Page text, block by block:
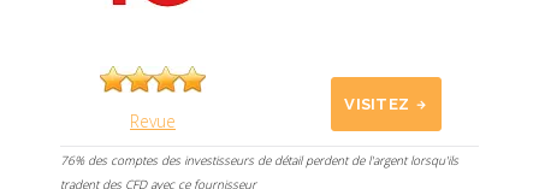
Revue
VISITEZ
76% des comptes des investisseurs de détail perdent de l'argent lorsqu'ils
tradent des CFD avec ce fournisseur